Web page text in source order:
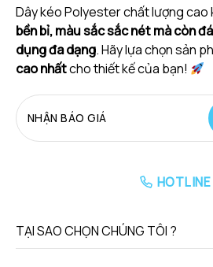
Dây kéo Polyester chất lượng cao
bền bỉ, màu sắc sắc nét mà còn
dụng đa dạng. Hãy lựa chọn sản
cao nhấtcho thiết kế của bạn!
NHẬN BÁO GIÁ
HOTLINE
TẠI SAO CHỌN CHÚNG TÔI ?